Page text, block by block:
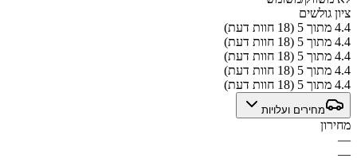
ציון גולשים
4.4 מתוך 5 (18 חוות דעת)
4.4 מתוך 5 (18 חוות דעת)
4.4 מתוך 5 (18 חוות דעת)
4.4 מתוך 5 (18 חוות דעת)
4.4 מתוך 5 (18 חוות דעת)
מחירים ועלויות
מחירון
—
—